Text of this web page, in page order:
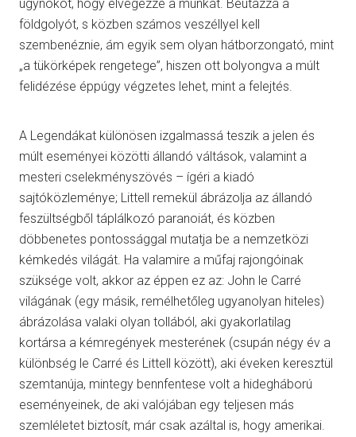
ügynököt, hogy elvégezze a munkát. Beutazza a
földgolyót, s közben számos veszéllyel kell
szembenéznie, ám egyik sem olyan hátborzongató, mint
„a tükörképek rengetege”, hiszen ott bolyongva a múlt
felidézése éppúgy végzetes lehet, mint a felejtés.
A Legendákat különösen izgalmassá teszik a jelen és
múlt eseményei közötti állandó váltások, valamint a
mesteri cselekményszövés – ígéri a kiadó
sajtóközleménye; Littell remekül ábrázolja az állandó
feszültségből táplálkozó paranoiát, és közben
döbbenetes pontossággal mutatja be a nemzetközi
kémkedés világát. Ha valamire a műfaj rajongóinak
szüksége volt, akkor az éppen ez az: John le Carré
világának (egy másik, remélhetőleg ugyanolyan hiteles)
ábrázolása valaki olyan tollából, aki gyakorlatilag
kortársa a kémregények mesterének (csupán négy év a
különbség le Carré és Littell között), aki éveken keresztül
szemtanúja, mintegy bennfentese volt a hidegháború
eseményeinek, de aki valójában egy teljesen más
szemléletet biztosít, már csak azáltal is, hogy amerikai.